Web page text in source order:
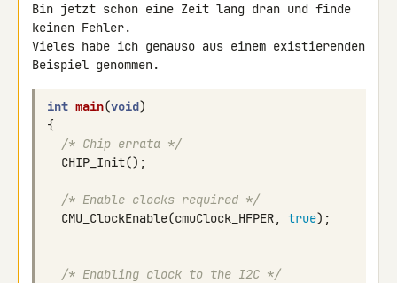
Bin jetzt schon eine Zeit lang dran und finde
keinen Fehler.
Vieles habe ich genauso aus einem existierenden
int main(void)
{
/* Chip errata */
CHIP_Init();
/* Enable clocks required */
CMU_ClockEnable(cmuClock_HFPER, true);
/* Enabling clock to the I2C */